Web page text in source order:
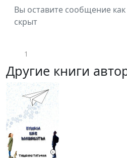
Вы оставите сообщение как
скрыт
1
Другие книги